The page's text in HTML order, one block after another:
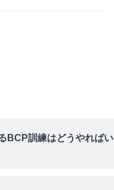
BCP訓練はどうやればい